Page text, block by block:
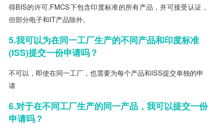
得BIS的许可.FMCS下包含印度标准的所有产品，并可接受认证，
但部分电子和IT产品除外。
5.我可以为在同一工厂生产的不同产品和印度标准
(ISS)提交一份申请吗？
不可以，即使在同一工厂，也需要为每个产品和ISS提交单独的申
请
6.对于在不同工厂生产的同一产品，我可以提交一份
申请吗？